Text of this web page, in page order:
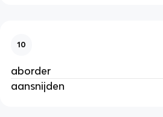
10
aborder
aansnijden